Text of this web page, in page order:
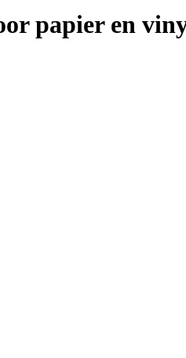
papier en